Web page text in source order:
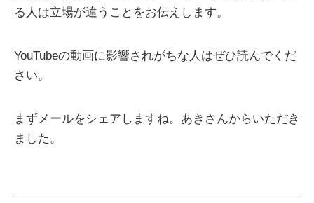
る人は立場が違うことをお伝えします。
YouTubeの動画に影響されがちな人はぜひ読んでくだ
さい。
まずメールをシェアしますね。あきさんからいただき
ました。